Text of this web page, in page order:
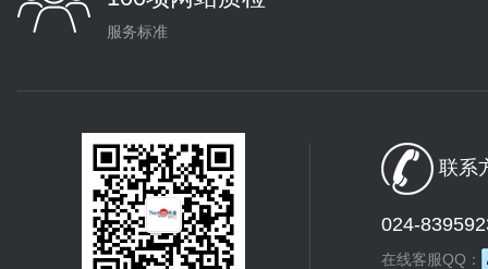
服务标准
联系
024-
在线客服QQ：